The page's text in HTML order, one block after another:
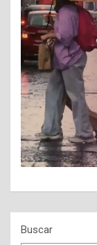
Buscar